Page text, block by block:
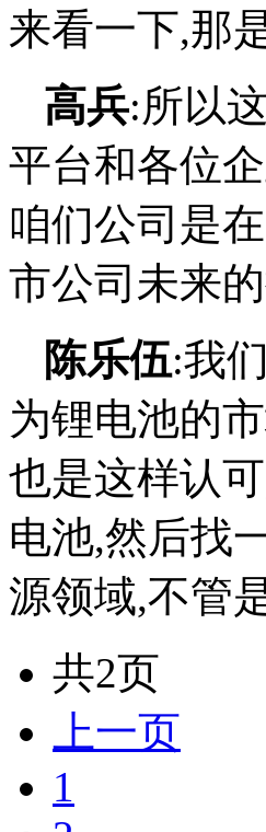
平台和各位
咱们公司是
市公司未来
陈乐伍:我
为锂电池的
也是这样认
电池,然后找
源领域,不管
共2页
上一页
1
2
下一页